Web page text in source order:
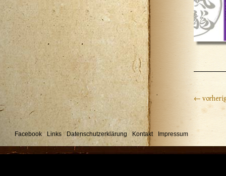
←
Facebook Links Datenschutzerklärung Kontakt Impressum